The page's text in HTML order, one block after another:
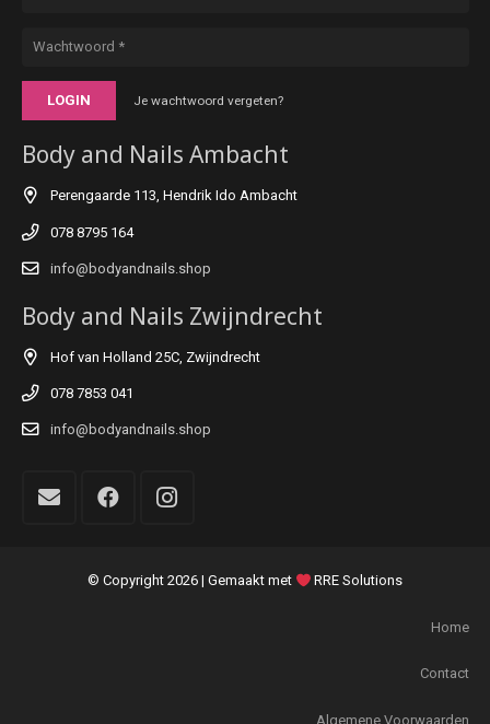
LOGIN Je wachtwoord vergeten?
Body and Nails Ambacht
Perengaarde 113, Hendrik Ido Ambacht
078 8795 164
info@bodyandnails.shop
Body and Nails Zwijndrecht
Hof van Holland 25C, Zwijndrecht
078 7853 041
info@bodyandnails.shop
© Copyright 2026 | Gemaakt met RRE Solutions
Home
Contact
Algemene Voorwaarden